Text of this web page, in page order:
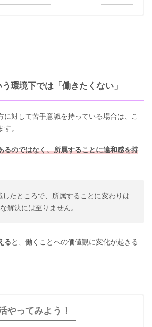
環境下では「働きたくない」
に対して苦手意識を持っている場合は、こ
。
るのではなく、所属することに違和感を持
たところで、所属することに変わりは
解決には至りません。
ると、働くことへの価値観に変化が起きる
やってみよう！